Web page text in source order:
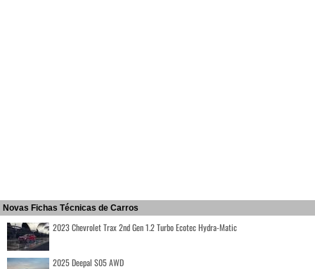
Novas Fichas Técnicas de Carros
2023 Chevrolet Trax 2nd Gen 1.2 Turbo Ecotec Hydra-Matic
2025 Deepal S05 AWD